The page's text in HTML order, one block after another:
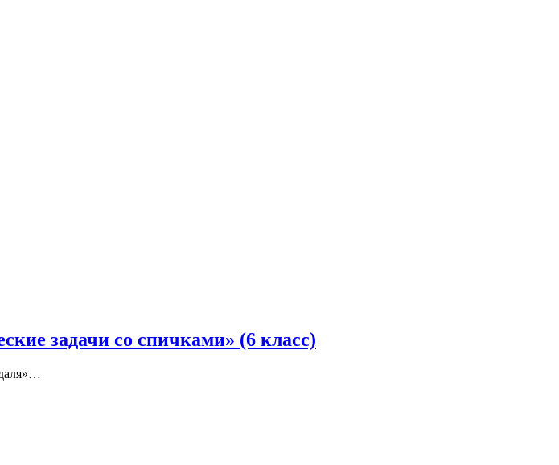
задачи со спичками» (6 класс)